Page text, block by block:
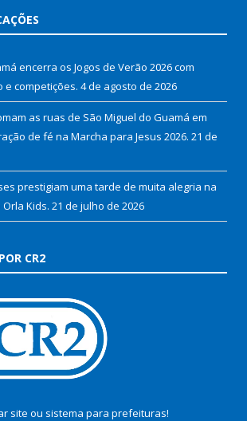
encerra os Jogos de Verão 2026 com
e competições. 4 de agosto de 2026
as ruas de São Miguel do Guamá em
de fé na Marcha para Jesus 2026. 21 de
prestigiam uma tarde de muita alegria na
Kids. 21 de julho de 2026
CR2
site ou sistema para prefeituras!